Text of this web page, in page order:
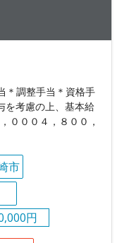
＊調整手当＊資格手
を考慮の上、基本給
０００４，８００，
市
円